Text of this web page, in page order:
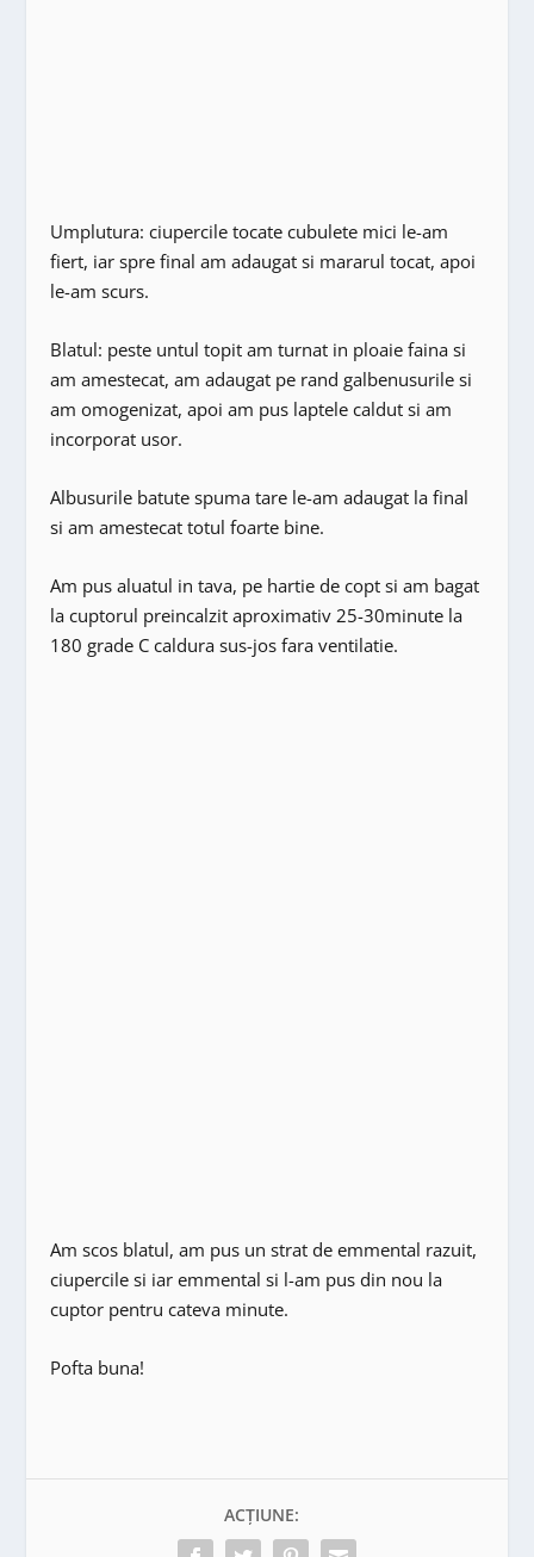
Umplutura: ciupercile tocate cubulete mici le-am
fiert, iar spre final am adaugat si mararul tocat, apoi
le-am scurs.
Blatul: peste untul topit am turnat in ploaie faina si
am amestecat, am adaugat pe rand galbenusurile si
am omogenizat, apoi am pus laptele caldut si am
incorporat usor.
Albusurile batute spuma tare le-am adaugat la final
si am amestecat totul foarte bine.
Am pus aluatul in tava, pe hartie de copt si am bagat
la cuptorul preincalzit aproximativ 25-30minute la
180 grade C caldura sus-jos fara ventilatie.
Am scos blatul, am pus un strat de emmental razuit,
ciupercile si iar emmental si l-am pus din nou la
cuptor pentru cateva minute.
Pofta buna!
ACȚIUNE: